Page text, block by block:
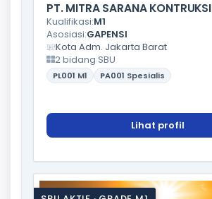
PT. MITRA SARANA KONTRUKSI
Kualifikasi:M1
Asosiasi:GAPENSI
Kota Adm. Jakarta Barat
2 bidang SBU
PL001 M1 PA001 Spesialis
Lihat profil